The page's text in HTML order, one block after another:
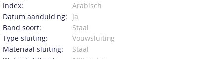
Index:
Arabisch
Datum aanduiding:
Ja
Band soort:
Staal
Type sluiting:
Vouwsluiting
Materiaal sluiting:
Staal